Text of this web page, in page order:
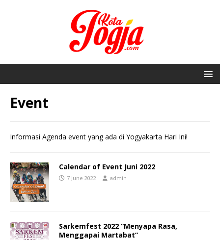
Event
Informasi Agenda event yang ada di Yogyakarta Hari Ini!
Calendar of Event Juni 2022
7 June 2022 admin
Sarkemfest 2022 “Menyapa Rasa,
Menggapai Martabat”